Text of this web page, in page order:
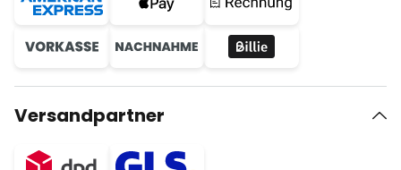
Versandpartner